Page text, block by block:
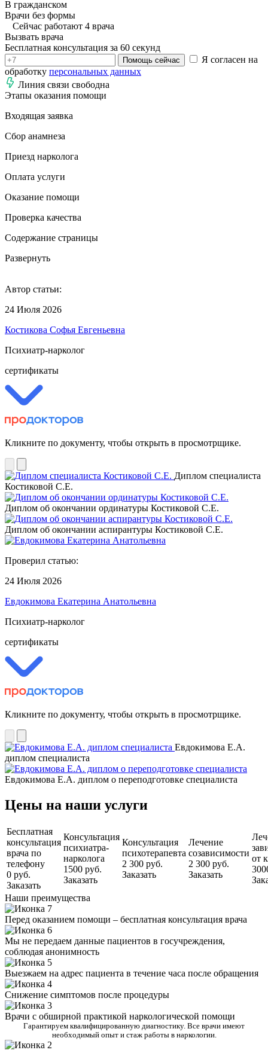
В гражданском
Врачи без формы
Сейчас работают 4 врача
Вызвать врача
Бесплатная консультация за 60 секунд
Помощь сейчас
Я согласен на
обработку персональных данных
Линия связи свободна
Этапы оказания помощи
Входящая заявка
Сбор анамнеза
Приезд нарколога
Оплата услуги
Оказание помощи
Проверка качества
Содержание страницы
Развернуть
Автор статьи:
24 Июля 2026
Костикова Софья Евгеньевна
Психиатр-нарколог
сертификаты
Кликните по документу, чтобы открыть в просмотрщике.
Диплом специалиста
Костиковой С.Е.
Диплом об окончании ординатуры Костиковой С.Е.
Диплом об окончании аспирантуры Костиковой С.Е.
Проверил статью:
24 Июля 2026
Евдокимова Екатерина Анатольевна
Психиатр-нарколог
сертификаты
Кликните по документу, чтобы открыть в просмотрщике.
Евдокимова Е.А.
диплом специалиста
Евдокимова Е.А. диплом о переподготовке специалиста
Цены на наши услуги
Бесплатная
консультация
врача по
телефону
0 руб.
Заказать
Консультация
психиатра-
нарколога
1500 руб.
Заказать
Консультация
психотерапевта
2 300 руб.
Заказать
Лечение
созависимости
2 300 руб.
Заказать
от
Наши преимущества
Перед оказанием помощи – бесплатная консультация врача
Мы не передаем данные пациентов в госучреждения,
соблюдая анонимность
Выезжаем на адрес пациента в течение часа после обращения
Снижение симптомов после процедуры
Врачи с обширной практикой наркологической помощи
Гарантируем квалифицированную диагностику. Все врачи имеют
необходимый опыт и стаж работы в наркологии.